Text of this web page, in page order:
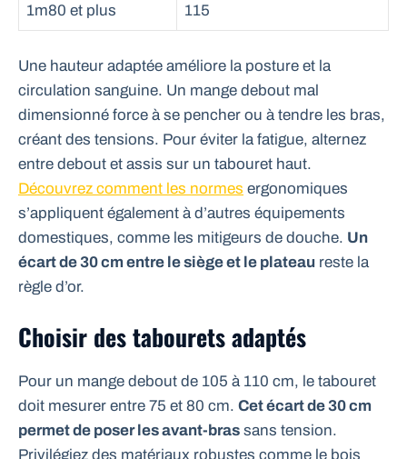
1m80 et plus 115
Une hauteur adaptée améliore la posture et la
circulation sanguine. Un mange debout mal
dimensionné force à se pencher ou à tendre les bras,
créant des tensions. Pour éviter la fatigue, alternez
entre debout et assis sur un tabouret haut.
Découvrez comment les normes ergonomiques
s’appliquent également à d’autres équipements
domestiques, comme les mitigeurs de douche. Un
écart de 30 cm entre le siège et le plateau reste la
règle d’or.
Choisir des tabourets adaptés
Pour un mange debout de 105 à 110 cm, le tabouret
doit mesurer entre 75 et 80 cm. Cet écart de 30 cm
permet de poser les avant-bras sans tension.
Privilégiez des matériaux robustes comme le bois